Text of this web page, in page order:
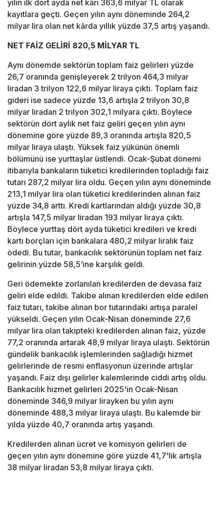
yılın ilk dört ayda net kârı 363,6 milyar TL olarak
kayıtlara geçti. Geçen yılın aynı döneminde 264,2
milyar lira olan net kârda yıllık yüzde 37,5 artış yaşandı.
NET FAİZ GELİRİ 820,5 MİLYAR TL
Aynı dönemde sektörün toplam faiz gelirleri yüzde
26,7 oranında genişleyerek 2 trilyon 464,3 milyar
liradan 3 trilyon 122,6 milyar liraya çıktı. Toplam faiz
gideri ise sadece yüzde 13,6 artışla 2 trilyon 30,8
milyar liradan 2 trilyon 302,1 milyara çıktı. Böylece
sektörün dört aylık net faiz geliri geçen yılın aynı
dönemine göre yüzde 89,3 oranında artışla 820,5
milyar liraya ulaştı. Yüksek faiz yükünün önemli
bölümünü ise yurttaşlar üstlendi. Ocak-Şubat dönemi
itibarıyla bankaların tüketici kredilerinden topladığı faiz
tutarı 287,2 milyar lira oldu. Geçen yılın aynı döneminde
213,1 milyar lira olan tüketici kredilerinden alınan faiz
yüzde 34,8 arttı. Kredi kartlarından aldığı yüzde 30,8
artışla 147,5 milyar liradan 193 milyar liraya çıktı.
Böylece yurttaş dört ayda tüketici kredileri ve kredi
kartı borçları için bankalara 480,2 milyar liralık faiz
ödedi. Bu tutar, bankacılık sektörünün toplam net faiz
gelirinin yüzde 58,5’ine karşılık geldi.
Geri ödemekte zorlanılan kredilerden de devasa faiz
geliri elde edildi. Takibe alınan kredilerden elde edilen
faiz tutarı, takibe alınan bor tutarındaki artışa paralel
yükseldi. Geçen yılın Ocak-Nisan döneminde 27,6
milyar lira olan takipteki kredilerden alınan faiz, yüzde
77,2 oranında artarak 48,9 milyar liraya ulaştı. Sektörün
gündelik bankacılık işlemlerinden sağladığı hizmet
gelirlerinde de resmi enflasyonun üzerinde artışlar
yaşandı. Faiz dışı gelirler kalemlerinde ciddi artış oldu.
Bankacılık hizmet gelirleri 2025'in Ocak-Nisan
döneminde 346,9 milyar lirayken bu yılın aynı
döneminde 488,3 milyar liraya ulaştı. Bu kalemde bir
yılda yüzde 40,7 oranında artış yaşandı.
Kredilerden alınan ücret ve komisyon gelirleri de
geçen yılın aynı dönemine göre yüzde 41,7'lik artışla
38 milyar liradan 53,8 milyar liraya çıktı.